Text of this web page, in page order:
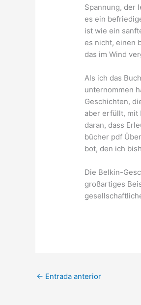
Spannung, der
es ein
ist wie ein
es nicht, einen
das im Wind
Als ich das
unternommen
Geschichten,
aber erfüllt, mit
daran, dass
bücher pdf
bot, den ich
Die Belkin-
großartiges
← Entrada anterior